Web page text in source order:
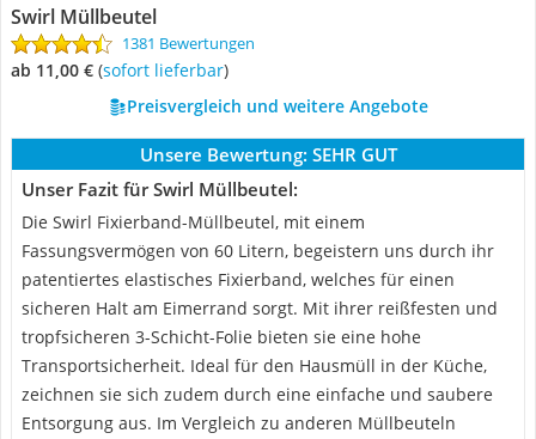
Swirl Müllbeutel
1381 Bewertungen
ab 11,00 € ( Sofort lieferbar)
Preisvergleich und weitere Angebote
Unsere Bewertung: SEHR GUT
Unser Fazit für Swirl Müllbeutel:
Die Swirl Fixierband-Müllbeutel, mit einem
Fassungsvermögen von 60 Litern, begeistern uns durch ihr
patentiertes elastisches Fixierband, welches für einen
sicheren Halt am Eimerrand sorgt. Mit ihrer reißfesten und
tropfsicheren 3-Schicht-Folie bieten sie eine hohe
Transportsicherheit. Ideal für den Hausmüll in der Küche,
zeichnen sie sich zudem durch eine einfache und saubere
Entsorgung aus. Im Vergleich zu anderen Müllbeuteln